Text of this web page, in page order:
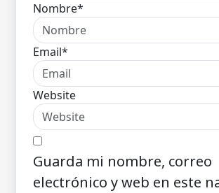
Nombre*
Email*
Website
Guarda mi nombre, correo
electrónico y web en este